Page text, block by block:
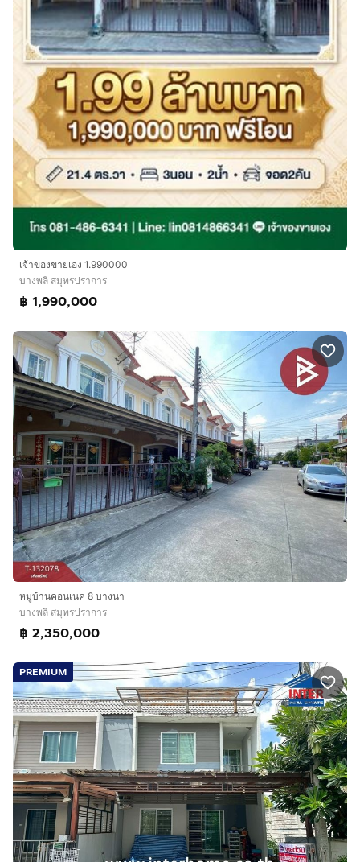
เจ้าของขายเอง 1.990000
บางพลี สมุทรปราการ
฿ 1,990,000
หมู่บ้านคอนเนค 8 บางนา
บางพลี สมุทรปราการ
฿ 2,350,000
PREMIUM